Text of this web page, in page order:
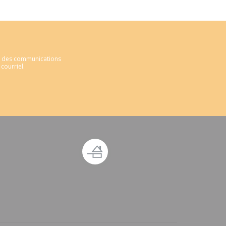
communications
fenêtre))